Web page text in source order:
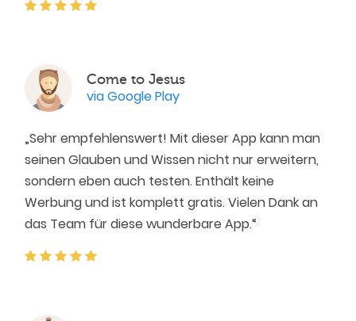
Come to Jesus
via Google Play
„Sehr empfehlenswert! Mit dieser App kann man
seinen Glauben und Wissen nicht nur erweitern,
sondern eben auch testen. Enthält keine
Werbung und ist komplett gratis. Vielen Dank an
das Team für diese wunderbare App.“